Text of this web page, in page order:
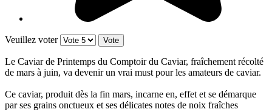
Veuillez voter
Le Caviar de Printemps du Comptoir du Caviar, fraîchement récolté
de mars à juin, va devenir un vrai must pour les amateurs de caviar.
Ce caviar, produit dès la fin mars, incarne en, effet et se démarque
par ses grains onctueux et ses délicates notes de noix fraîches